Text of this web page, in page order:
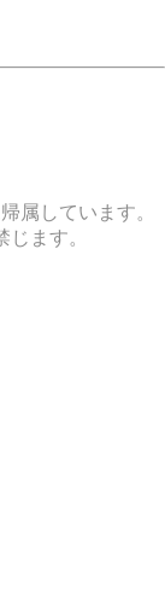
属しています。
ます。